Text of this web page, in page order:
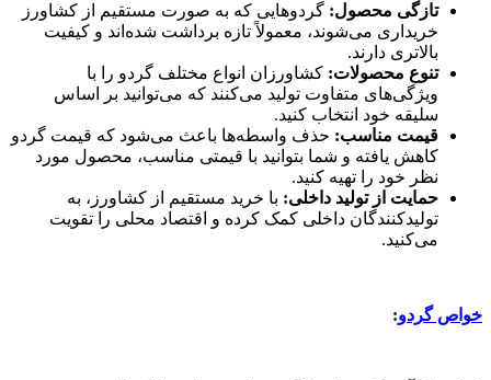
تازگی محصول: گردوهایی که به صورت مستقیم از کشاورز
خریداری می‌شوند، معمولاً تازه برداشت شده‌اند و کیفیت
بالاتری دارند.
تنوع محصولات: کشاورزان انواع مختلف گردو را با
ویژگی‌های متفاوت تولید می‌کنند که می‌توانید بر اساس
سلیقه خود انتخاب کنید.
قیمت مناسب: حذف واسطه‌ها باعث می‌شود که قیمت گردو
کاهش یافته و شما بتوانید با قیمتی مناسب، محصول مورد
نظر خود را تهیه کنید.
حمایت از تولید داخلی: با خرید مستقیم از کشاورز، به
تولیدکنندگان داخلی کمک کرده و اقتصاد محلی را تقویت
می‌کنید.
خواص گردو: